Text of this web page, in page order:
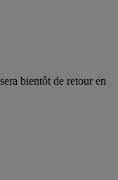
bientôt de retour en